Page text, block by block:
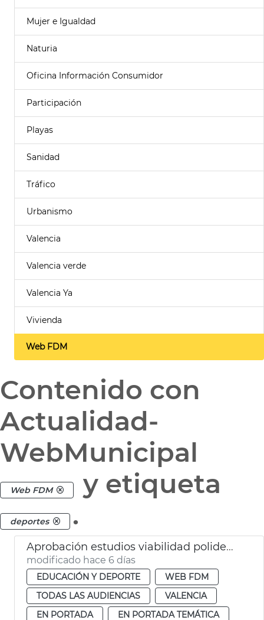
Mujer e Igualdad
Naturia
Oficina Información Consumidor
Participación
Playas
Sanidad
Tráfico
Urbanismo
Valencia
Valencia verde
Valencia Ya
Vivienda
Web FDM
Contenido con
Actualidad-
WebMunicipal
Web FDM y etiqueta
deportes .
Aprobación estudios viabilidad polideportivos San Isidro Marxalenes
modificado hace 6 días
EDUCACIÓN Y DEPORTE
WEB FDM
TODAS LAS AUDIENCIAS
VALENCIA
EN PORTADA
EN PORTADA TEMÁTICA